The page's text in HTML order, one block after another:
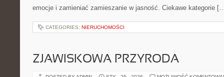
emocje i zamieniać zamieszanie w jasność. Ciekawe kategorie
CATEGORIES: NIERUCHOMOŚCI
ZJAWISKOWA PRZYRODA